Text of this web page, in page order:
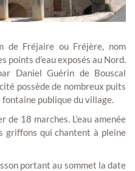
de Fréjaire ou Fréjère, nom
points d’eau exposés au Nord.
Daniel Guérin de Bouscal
possède de nombreux puits
fontaine publique du village.
de 18 marches. L’eau amenée
griffons qui chantent à pleine
portant au sommet la date